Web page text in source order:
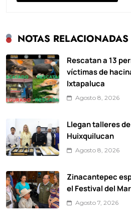
NOTAS RELACIONADAS
Rescatan a 13
víctimas de
Ixtapaluca
Agosto 8, 2026
Llegan talleres
Huixquilucan
Agosto 8, 2026
Zinacantepec
el Festival del Mar
Agosto 7, 2026